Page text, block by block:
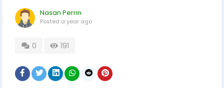
Nasan Perrin
Posted a year ago
0 191